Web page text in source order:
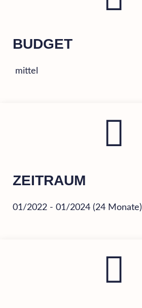
BUDGET
mittel
ZEITRAUM
01/2022 - 01/2024 (24 Monate)